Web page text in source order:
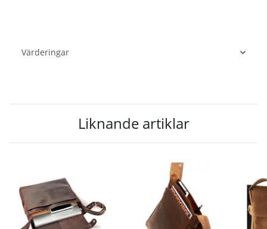
Värderingar
Liknande artiklar